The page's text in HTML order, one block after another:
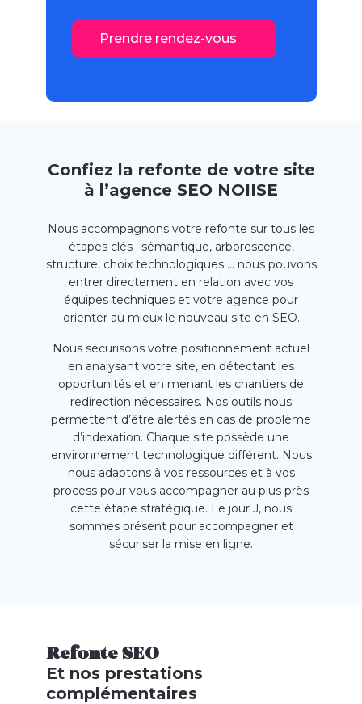
Prendre rendez-vous
Confiez la refonte de votre site
à l’agence SEO NOIISE
Nous accompagnons votre refonte sur tous les
étapes clés : sémantique, arborescence,
structure, choix technologiques … nous pouvons
entrer directement en relation avec vos
équipes techniques et votre agence pour
orienter au mieux le nouveau site en SEO.
Nous sécurisons votre positionnement actuel
en analysant votre site, en détectant les
opportunités et en menant les chantiers de
redirection nécessaires. Nos outils nous
permettent d’être alertés en cas de problème
d’indexation. Chaque site possède une
environnement technologique différent. Nous
nous adaptons à vos ressources et à vos
process pour vous accompagner au plus près
cette étape stratégique. Le jour J, nous
sommes présent pour accompagner et
sécuriser la mise en ligne.
Refonte SEO
Et nos prestations
complémentaires